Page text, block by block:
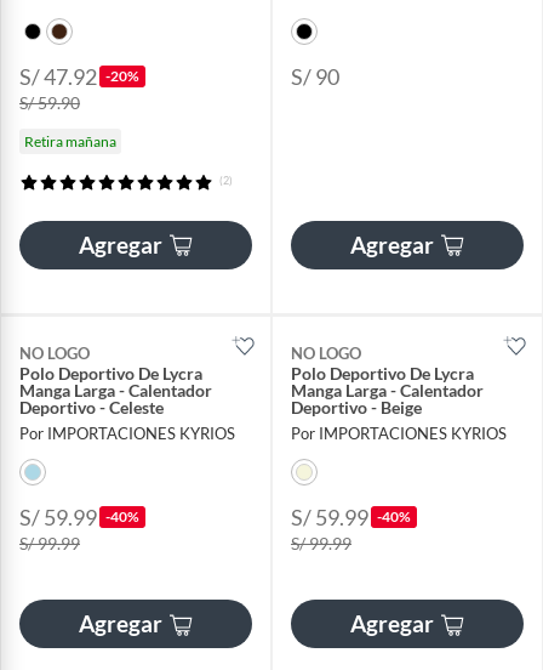
S/ 47.92 -20%
S/ 59.90
Retira mañana
(2)
Agregar
S/ 90
Agregar
NO LOGO
Polo Deportivo De Lycra
Manga Larga - Calentador
Deportivo - Celeste
Por IMPORTACIONES KYRIOS
S/ 59.99 -40%
S/ 99.99
Agregar
NO LOGO
Polo Deportivo De Lycra
Manga Larga - Calentador
Deportivo - Beige
Por IMPORTACIONES KYRIOS
S/ 59.99 -40%
S/ 99.99
Agregar